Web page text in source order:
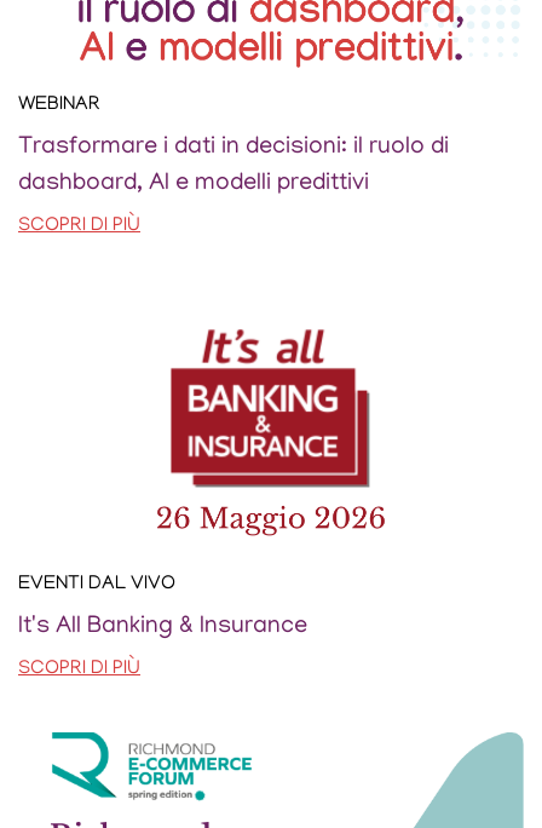
WEBINAR
Trasformare i dati in decisioni: il ruolo di
dashboard, AI e modelli predittivi
SCOPRI DI PIÙ
EVENTI DAL VIVO
It's All Banking & Insurance
SCOPRI DI PIÙ